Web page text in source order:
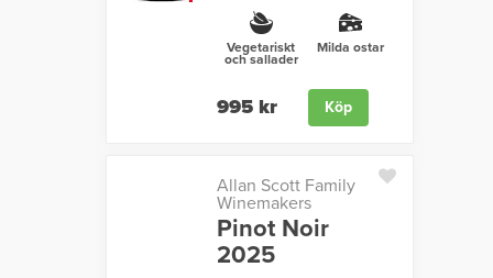
Vegetariskt
och sallader
Milda ostar
995 kr Köp
Allan Scott Family
Winemakers
Pinot Noir
2025